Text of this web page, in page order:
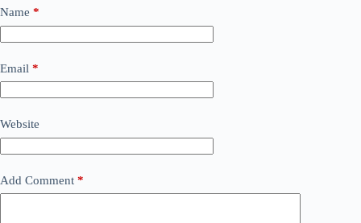
Name *
Email *
Website
Add Comment *